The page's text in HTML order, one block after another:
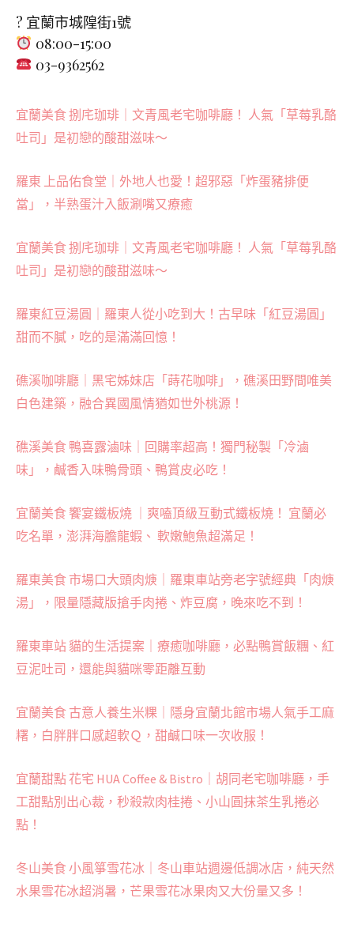
? 宜蘭市城隍街1號
08:00-15:00
03-9362562
宜蘭美食 捌㡯珈琲｜文青風老宅咖啡廳！ 人氣「草莓乳酪
吐司」是初戀的酸甜滋味～
羅東 上品佑食堂｜外地人也愛！超邪惡「炸蛋豬排便
當」，半熟蛋汁入飯涮嘴又療癒
宜蘭美食 捌㡯珈琲｜文青風老宅咖啡廳！ 人氣「草莓乳酪
吐司」是初戀的酸甜滋味～
羅東紅豆湯圓｜羅東人從小吃到大！古早味「紅豆湯圓」
甜而不膩，吃的是滿滿回憶！
礁溪咖啡廳｜黑宅姊妹店「蒔花咖啡」，礁溪田野間唯美
白色建築，融合異國風情猶如世外桃源！
礁溪美食 鴨喜露滷味｜回購率超高！獨門秘製「冷滷
味」，鹹香入味鴨骨頭、鴨賞皮必吃！
宜蘭美食 饗宴鐵板燒 ｜爽嗑頂級互動式鐵板燒！ 宜蘭必
吃名單，澎湃海膽龍蝦、 軟嫩鮑魚超滿足！
羅東美食 市場口大頭肉焿｜羅東車站旁老字號經典「肉焿
湯」，限量隱藏版搶手肉捲、炸豆腐，晚來吃不到！
羅東車站 貓的生活提案｜療癒咖啡廳，必點鴨賞飯糰、紅
豆泥吐司，還能與貓咪零距離互動
宜蘭美食 古意人養生米粿｜隱身宜蘭北館市場人氣手工麻
糬，白胖胖口感超軟Ｑ，甜鹹口味一次收服！
宜蘭甜點 花宅 HUA Coffee & Bistro｜胡同老宅咖啡廳，手
工甜點別出心裁，秒殺款肉桂捲、小山圓抹茶生乳捲必
點！
冬山美食 小風箏雪花冰｜冬山車站週邊低調冰店，純天然
水果雪花冰超消暑，芒果雪花冰果肉又大份量又多！